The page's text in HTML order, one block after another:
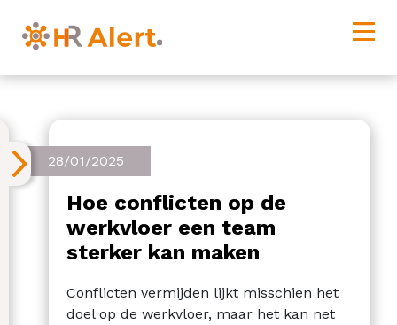
28/01/2025
Hoe conflicten op de
werkvloer een team
sterker kan maken
Conflicten vermijden lijkt misschien het
doel op de werkvloer, maar het kan net